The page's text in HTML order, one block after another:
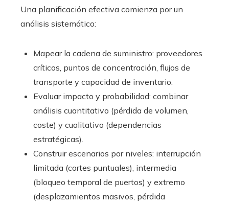
Una planificación efectiva comienza por un
análisis sistemático:
Mapear la cadena de suministro: proveedores
críticos, puntos de concentración, flujos de
transporte y capacidad de inventario.
Evaluar impacto y probabilidad: combinar
análisis cuantitativo (pérdida de volumen,
coste) y cualitativo (dependencias
estratégicas).
Construir escenarios por niveles: interrupción
limitada (cortes puntuales), intermedia
(bloqueo temporal de puertos) y extremo
(desplazamientos masivos, pérdida